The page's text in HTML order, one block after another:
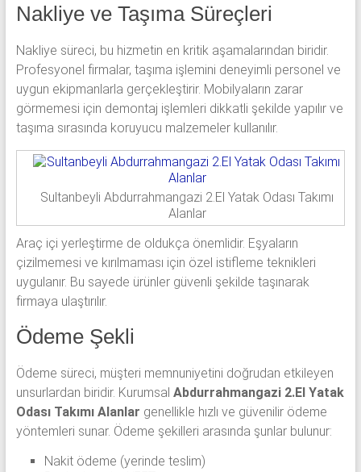
Nakliye ve Taşıma Süreçleri
Nakliye süreci, bu hizmetin en kritik aşamalarından biridir.
Profesyonel firmalar, taşıma işlemini deneyimli personel ve
uygun ekipmanlarla gerçekleştirir. Mobilyaların zarar
görmemesi için demontaj işlemleri dikkatli şekilde yapılır ve
taşıma sırasında koruyucu malzemeler kullanılır.
Sultanbeyli Abdurrahmangazi 2.El Yatak Odası Takımı
Alanlar
Araç içi yerleştirme de oldukça önemlidir. Eşyaların
çizilmemesi ve kırılmaması için özel istifleme teknikleri
uygulanır. Bu sayede ürünler güvenli şekilde taşınarak
firmaya ulaştırılır.
Ödeme Şekli
Ödeme süreci, müşteri memnuniyetini doğrudan etkileyen
unsurlardan biridir. Kurumsal Abdurrahmangazi 2.El Yatak
Odası Takımı Alanlar genellikle hızlı ve güvenilir ödeme
yöntemleri sunar. Ödeme şekilleri arasında şunlar bulunur:
Nakit ödeme (yerinde teslim)